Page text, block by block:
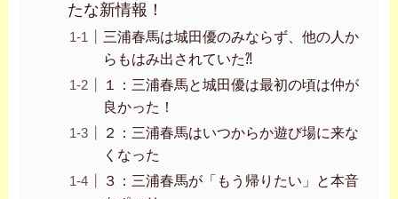
たな新情報！
三浦春馬は城田優のみならず、他の人か
らもはみ出されていた⁈
１：三浦春馬と城田優は最初の頃は仲が
良かった！
２：三浦春馬はいつからか遊び場に来な
くなった
３：三浦春馬が「もう帰りたい」と本音